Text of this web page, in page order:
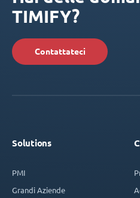
TIMIFY?
Contattateci
Solutions
PMI
Grandi Aziende